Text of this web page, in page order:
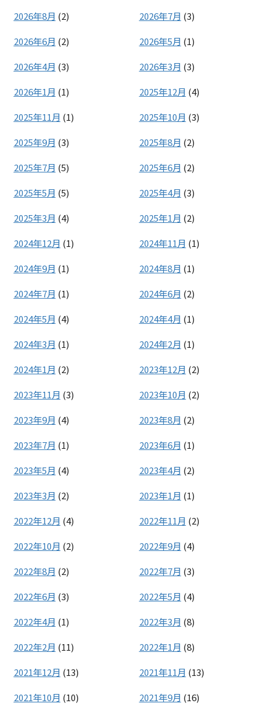
2026年8月 (2) 2026年7月 (3)
2026年6月 (2) 2026年5月 (1)
2026年4月 (3) 2026年3月 (3)
2026年1月 (1) 2025年12月 (4)
2025年11月 (1) 2025年10月 (3)
2025年9月 (3) 2025年8月 (2)
2025年7月 (5) 2025年6月 (2)
2025年5月 (5) 2025年4月 (3)
2025年3月 (4) 2025年1月 (2)
2024年12月 (1) 2024年11月 (1)
2024年9月 (1) 2024年8月 (1)
2024年7月 (1) 2024年6月 (2)
2024年5月 (4) 2024年4月 (1)
2024年3月 (1) 2024年2月 (1)
2024年1月 (2) 2023年12月 (2)
2023年11月 (3) 2023年10月 (2)
2023年9月 (4) 2023年8月 (2)
2023年7月 (1) 2023年6月 (1)
2023年5月 (4) 2023年4月 (2)
2023年3月 (2) 2023年1月 (1)
2022年12月 (4) 2022年11月 (2)
2022年10月 (2) 2022年9月 (4)
2022年8月 (2) 2022年7月 (3)
2022年6月 (3) 2022年5月 (4)
2022年4月 (1) 2022年3月 (8)
2022年2月 (11) 2022年1月 (8)
2021年12月 (13) 2021年11月 (13)
2021年10月 (10) 2021年9月 (16)